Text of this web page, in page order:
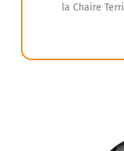
la Chaire